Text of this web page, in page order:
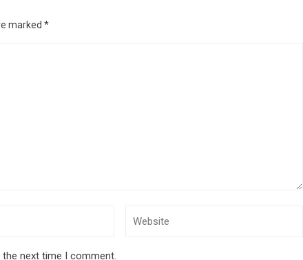
marked *
next time I comment.